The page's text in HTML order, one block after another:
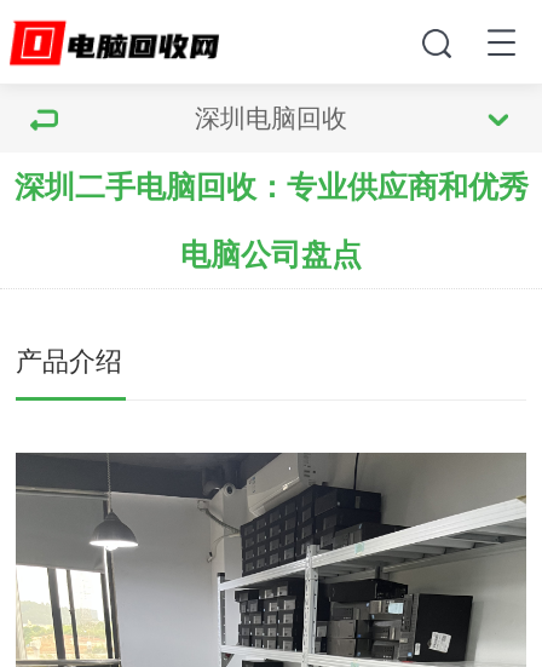
深圳电脑回收
深圳二手电脑回收：专业供应商和优秀
电脑公司盘点
产品介绍